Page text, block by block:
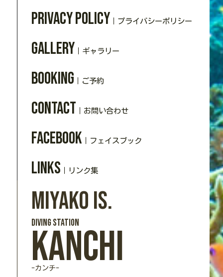
Privacy policy ｜プライバシーポリシー
Gallery ｜ギャラリー
Booking ｜ご予約
Contact ｜お問い合わせ
Facebook ｜フェイスブック
Links ｜リンク集
Miyako Is.
DIVING station
Kanchi
-カンチ-